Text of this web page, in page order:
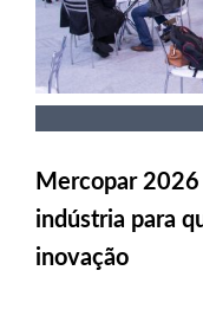
Mercopar 2026
indústria para
inovação